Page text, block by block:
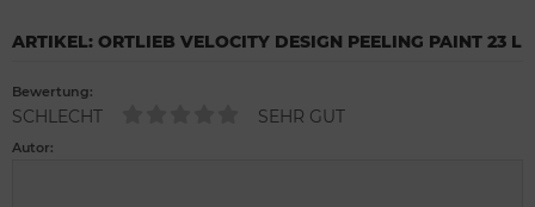
ARTIKEL: ORTLIEB VELOCITY DESIGN PEELING PAINT 23 L
Bewertung:
SCHLECHT SEHR GUT
Autor: